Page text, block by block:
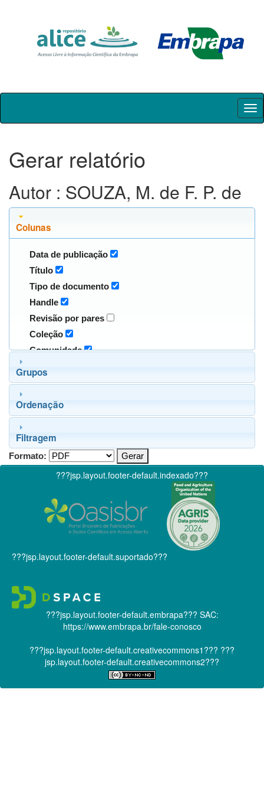
Skip
Gerar relatório
Autor : SOUZA, M. de F. P. de
Colunas
Data de publicação
Título
Tipo de documento
Handle
Revisão por pares
Coleção
Comunidade
Grupos
Ordenação
Filtragem
Formato:
???jsp.layout.footer-default.indexado???
???jsp.layout.footer-default.suportado???
???jsp.layout.footer-default.embrapa??? SAC:
https://www.embrapa.br/fale-conosco
???jsp.layout.footer-default.creativecommons1??? ???
jsp.layout.footer-default.creativecommons2???